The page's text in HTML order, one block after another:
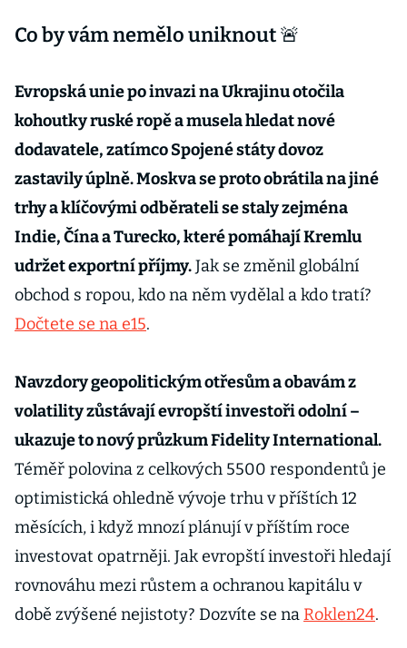
Co by vám nemělo uniknout 🚨
Evropská unie po invazi na Ukrajinu otočila
kohoutky ruské ropě a musela hledat nové
dodavatele, zatímco Spojené státy dovoz
zastavily úplně. Moskva se proto obrátila na jiné
trhy a klíčovými odběrateli se staly zejména
Indie, Čína a Turecko, které pomáhají Kremlu
udržet exportní příjmy.Jak se změnil globální
obchod s ropou, kdo na něm vydělal a kdo tratí?
Dočtete se na e15.
Navzdory geopolitickým otřesům a obavám z
volatility zůstávají evropští investoři odolní –
ukazuje to nový průzkum Fidelity International.
Téměř polovina z celkových 5500 respondentů je
optimistická ohledně vývoje trhu v příštích 12
měsících, i když mnozí plánují v příštím roce
investovat opatrněji. Jak evropští investoři hledají
rovnováhu mezi růstem a ochranou kapitálu v
době zvýšené nejistoty? Dozvíte se na Roklen24.